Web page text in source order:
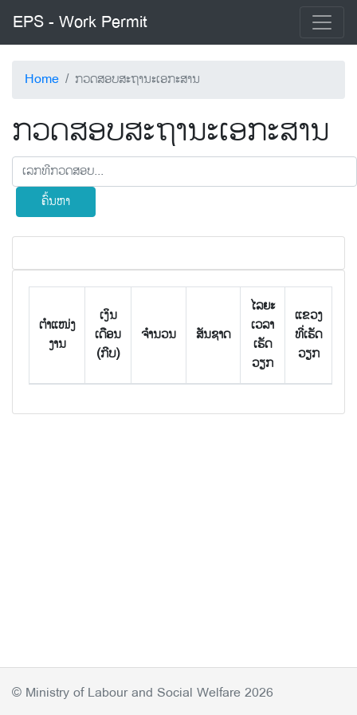
EPS - Work Permit
Home ກວດສອບສະຖານະເອກະສານ
ກວດສອບສະຖານະເອກະສານ
ຄົ້ນຫາ
ຕຳແໜ່ງ
ງານ
ເງິນ
ເດືອນ
(ກີບ)
ຈຳນວນ ສັນຊາດ
ໄລຍະ
ເວລາ
ເຮັດ
ວຽກ
ແຂວງ
ທີ່ເຮັດ
ວຽກ
© Ministry of Labour and Social Welfare 2026